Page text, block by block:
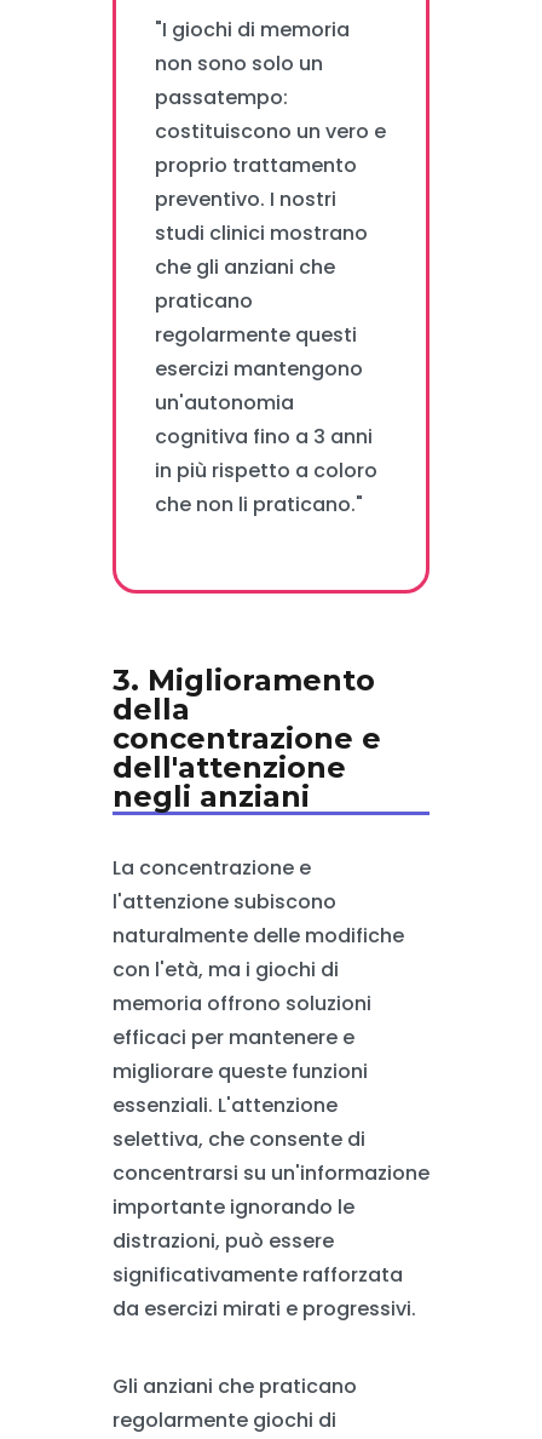
"I giochi di memoria
non sono solo un
passatempo:
costituiscono un vero e
proprio trattamento
preventivo. I nostri
studi clinici mostrano
che gli anziani che
praticano
regolarmente questi
esercizi mantengono
un'autonomia
cognitiva fino a 3 anni
in più rispetto a coloro
che non li praticano."
3. Miglioramento
della
concentrazione e
dell'attenzione
negli anziani
La concentrazione e
l'attenzione subiscono
naturalmente delle modifiche
con l'età, ma i giochi di
memoria offrono soluzioni
efficaci per mantenere e
migliorare queste funzioni
essenziali. L'attenzione
selettiva, che consente di
concentrarsi su un'informazione
importante ignorando le
distrazioni, può essere
significativamente rafforzata
da esercizi mirati e progressivi.
Gli anziani che praticano
regolarmente giochi di